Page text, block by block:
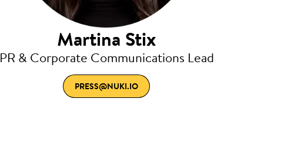
Martina Stix
PR & Corporate Communications Lead
PRESS@NUKI.IO